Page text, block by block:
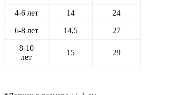
4-6 лет 14 24
6-8 лет 14,5 27
8-10
лет
15 29